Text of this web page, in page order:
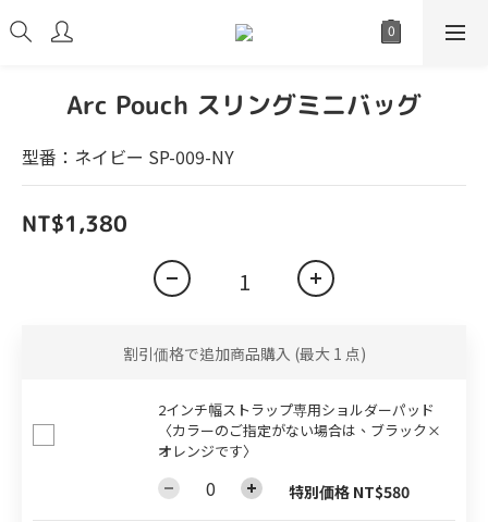
Arc Pouch スリングミニバッグ
型番：ネイビー SP-009-NY
NT$1,380
割引価格で追加商品購入 (最大 1 点)
2インチ幅ストラップ専用ショルダーパッド
〈カラーのご指定がない場合は、ブラック×
オレンジです〉
特別価格 NT$580